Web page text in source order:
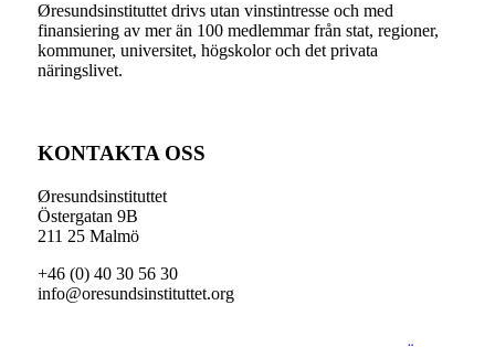
Øresundsinstituttet drivs utan vinst­intresse och med
finansiering av mer än 100 medlemmar från stat, regioner,
kommuner, universitet, högskolor och det privata
näringslivet.
KONTAKTA OSS
Øresundsinstituttet
Östergatan 9B
211 25 Malmö
+46 (0) 40 30 56 30
info@oresundsinstituttet.org